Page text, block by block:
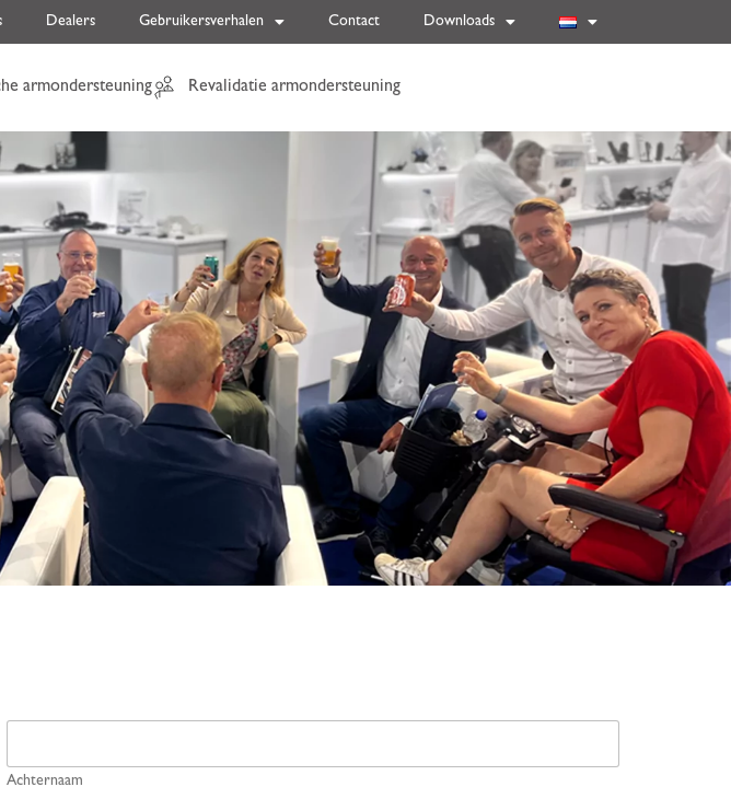
Dealers Gebruikersverhalen Contact Downloads
armondersteuning Revalidatie armondersteuning
Achternaam